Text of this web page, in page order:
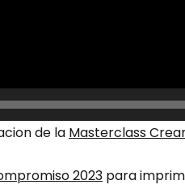
de la Masterclass
2023 para